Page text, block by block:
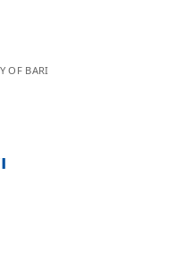
OF BARI